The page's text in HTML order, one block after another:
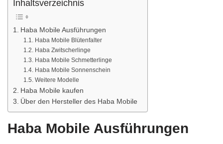
Inhaltsverzeichnis
Haba Mobile Ausführungen
Haba Mobile Blütenfalter
Haba Zwitscherlinge
Haba Mobile Schmetterlinge
Haba Mobile Sonnenschein
Weitere Modelle
Haba Mobile kaufen
Über den Hersteller des Haba Mobile
Haba Mobile Ausführungen